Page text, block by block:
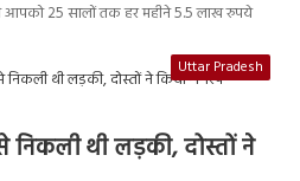
आपको 25 सालों तक हर महीने 5.5 लाख रुपये
Uttar Pradesh
थी लड़की, दोस्तों ने